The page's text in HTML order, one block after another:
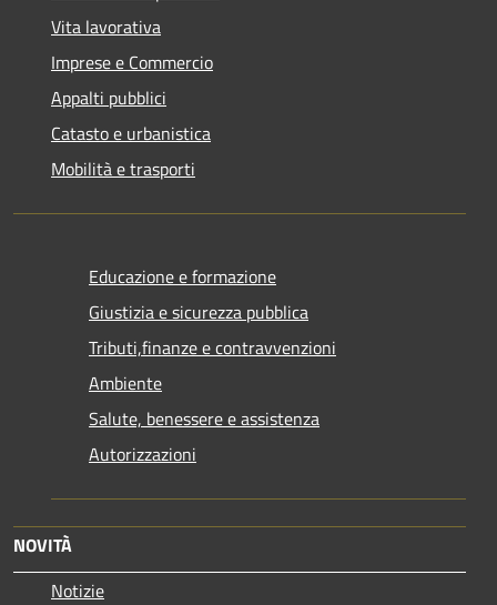
Vita lavorativa
Imprese e Commercio
Appalti pubblici
Catasto e urbanistica
Mobilità e trasporti
Educazione e formazione
Giustizia e sicurezza pubblica
Tributi,finanze e contravvenzioni
Ambiente
Salute, benessere e assistenza
Autorizzazioni
NOVITÀ
Notizie